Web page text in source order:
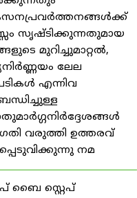
സൃഷ്ടിക്കുന്നതുമായ
മുറിച്ചുമാറ്റൽ,
ലേല
എന്നിവ
വരുത്തി ഉത്തരവ്
നമ
ബൈ സ്റ്റെപ്